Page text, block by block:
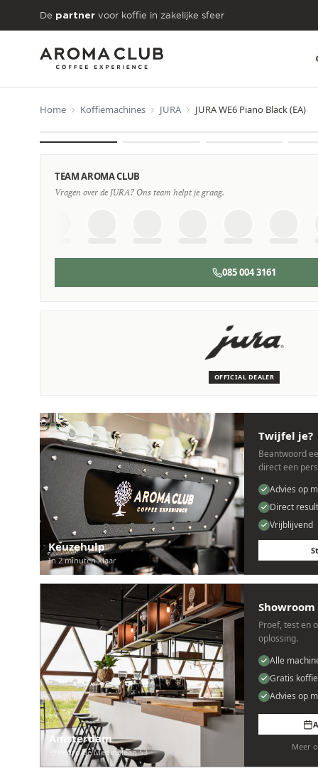
Skip to main content
De partner voor koffie in zakelijke sfeer
Home Koffiemachines JURA JURA WE6 Piano Black (EA)
TEAM AROMA CLUB
Vragen over de JURA? Ons team helpt je graag.
085 004 3161
OFFICIAL DEALER
Keuzehulp
In 2 minuten klaar
Twijfel je?
Beantwoord
direct een
Advies op
Direct
Vrijblijvend
Amsterdam
Pedro de Medinalaan 53
Showroom
Proef, test en
oplossing.
Alle
Gratis
Advies op
Meer